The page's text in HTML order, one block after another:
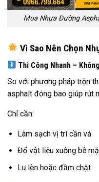
Mua Nhựa Đường
Vì Sao Nên Chọn
Thi Công Nhanh –
So với phương pháp trộn
asphalt đóng bao giúp rút
Chỉ cần:
Làm sạch vị trí cần vá
Đổ vật liệu xuống bề
Lu lèn hoặc đầm chặt